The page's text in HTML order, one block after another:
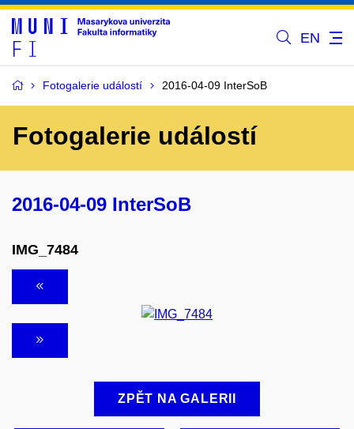
EN
Fotogalerie událostí 2016-04-09 InterSoB
Fotogalerie událostí
2016-04-09 InterSoB
IMG_7484
ZPĚT NA GALERII